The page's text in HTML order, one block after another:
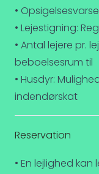
•
• Lejestigning:
• Antal lejere pr.
beboelsesrum til
• Husdyr:
indendørskat
Reservation
• En lejlighed